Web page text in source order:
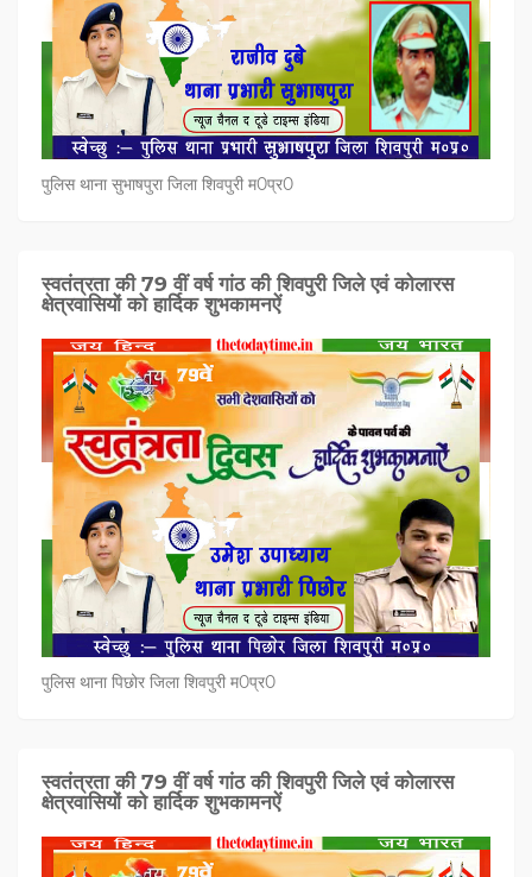
पुलिस थाना सुभाषपुरा जिला शिवपुरी म0प्र0
स्वतंत्रता की 79 वीं वर्ष गांठ की शिवपुरी जिले एवं कोलारस
क्षेत्रवासियों को हार्दिक शुभकामनऐं
पुलिस थाना पिछोर जिला शिवपुरी म0प्र0
स्वतंत्रता की 79 वीं वर्ष गांठ की शिवपुरी जिले एवं कोलारस
क्षेत्रवासियों को हार्दिक शुभकामनऐं